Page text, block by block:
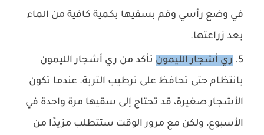
في وضع رأسي وقم بسقيها بكمية كافية من الماء
بعد زراعتها.
ري أشجار الليمون تأكد من ري أشجار الليمون
بانتظام حتى تحافظ على ترطيب التربة. عندما تكون
الأشجار صغيرة، قد تحتاج إلى سقيها مرة واحدة في
الأسبوع، ولكن مع مرور الوقت ستتطلب مزيدًا من